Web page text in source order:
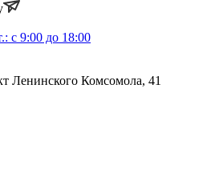
с 9:00 до 18:00
Ленинского Комсомола, 41